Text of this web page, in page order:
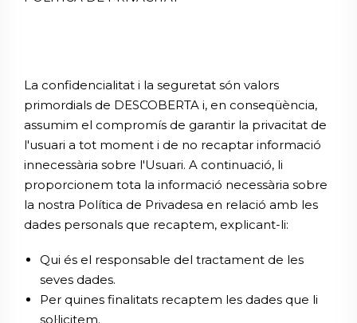
La confidencialitat i la seguretat són valors
primordials de DESCOBERTA i, en conseqüència,
assumim el compromís de garantir la privacitat de
l'usuari a tot moment i de no recaptar informació
innecessària sobre l'Usuari. A continuació, li
proporcionem tota la informació necessària sobre
la nostra Política de Privadesa en relació amb les
dades personals que recaptem, explicant-li:
Qui és el responsable del tractament de les
seves dades.
Per quines finalitats recaptem les dades que li
sol·licitem.